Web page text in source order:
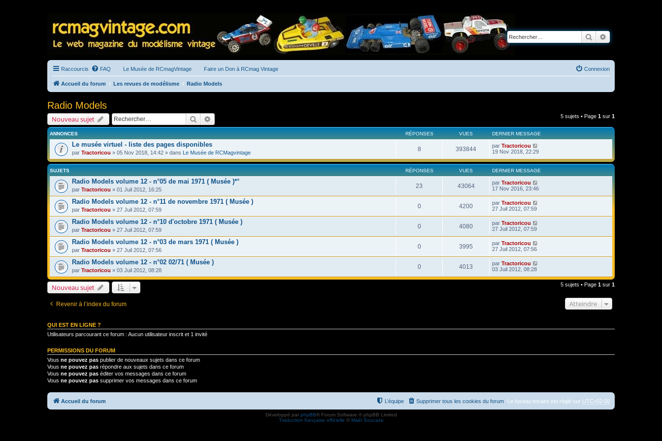
Rechercher
Raccourcis FAQ Le Musée de RCmagVintage Faire un Don à RCmag Vintage Connexion
Accueil du forum Les revues de modélisme Radio Models
Radio Models
Nouveau sujet Rechercher 5 sujets • Page 1 sur 1
ANNONCES RÉPONSES VUES DERNIER MESSAGE
Le musée virtuel - liste des pages disponibles
par Tractoricou » 05 Nov 2018, 14:42 » dans Le Musée de RCMagvintage
8 393844 par Tractoricou
19 Nov 2018, 22:29
SUJETS RÉPONSES VUES DERNIER MESSAGE
Radio Models volume 12 - n°05 de mai 1971 ( Musée )*°
par Tractoricou » 01 Juil 2012, 16:25
23 43064 par Tractoricou
17 Nov 2016, 23:46
Radio Models volume 12 - n°11 de novembre 1971 ( Musée )
par Tractoricou » 27 Juil 2012, 07:59
0 4200 par Tractoricou
27 Juil 2012, 07:59
Radio Models volume 12 - n°10 d'octobre 1971 ( Musée )
par Tractoricou » 27 Juil 2012, 07:59
0 4080 par Tractoricou
27 Juil 2012, 07:59
Radio Models volume 12 - n°03 de mars 1971 ( Musée )
par Tractoricou » 27 Juil 2012, 07:56
0 3995 par Tractoricou
27 Juil 2012, 07:56
Radio Models volume 12 - n°02 02/71 ( Musée )
par Tractoricou » 03 Juil 2012, 08:28
0 4013 par Tractoricou
03 Juil 2012, 08:28
Nouveau sujet 5 sujets • Page 1 sur 1
Revenir à l’index du forum Atteindre
QUI EST EN LIGNE ?
Utilisateurs parcourant ce forum : Aucun utilisateur inscrit et 1 invité
PERMISSIONS DU FORUM
Vous ne pouvez pas publier de nouveaux sujets dans ce forum
Vous ne pouvez pas répondre aux sujets dans ce forum
Vous ne pouvez pas éditer vos messages dans ce forum
Vous ne pouvez pas supprimer vos messages dans ce forum
Accueil du forum Le fuseau horaire est réglé sur UTC+02:00
Supprimer tous les cookies du forum
L’équipe
Développé par phpBB® Forum Software © phpBB Limited
Traduction française officielle © Maël Soucaze